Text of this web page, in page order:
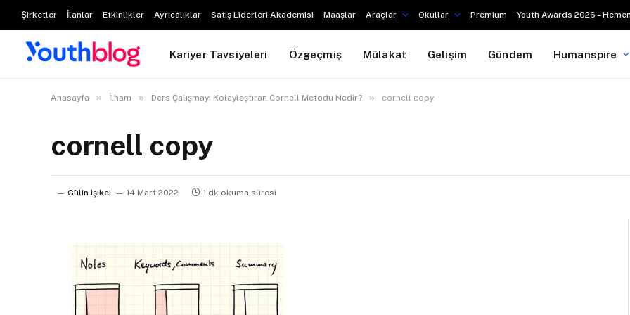
Şirketler İlanlar Etkinlikler Ayrıcalıklar Satış Liderleri Akademisi Maaşlar Araçlar Okullar Premium Youth Awards 2026 –
Kariyer Tavsiyeleri Özgeçmiş Mülakat Gelişim Gündem Humanspire
Anasayfa » İlham » Ders Çalışmayı Kolaylaştıran Cornell Metodu Nedir? » cornell copy
cornell copy
Gülin Işıkel 14 Mart 2022 1 dk okuma süresi